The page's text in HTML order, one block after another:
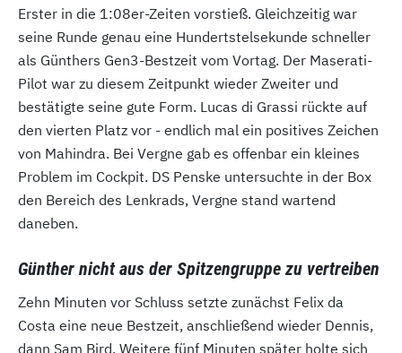
Erster in die 1:08er-Zeiten vorstieß. Gleichzeitig war
seine Runde genau eine Hundertstelsekunde schneller
als Günthers Gen3-Bestzeit vom Vortag. Der Maserati-
Pilot war zu diesem Zeitpunkt wieder Zweiter und
bestätigte seine gute Form. Lucas di Grassi rückte auf
den vierten Platz vor - endlich mal ein positives Zeichen
von Mahindra. Bei Vergne gab es offenbar ein kleines
Problem im Cockpit. DS Penske untersuchte in der Box
den Bereich des Lenkrads, Vergne stand wartend
daneben.
Günther nicht aus der Spitzengruppe zu vertreiben
Zehn Minuten vor Schluss setzte zunächst Felix da
Costa eine neue Bestzeit, anschließend wieder Dennis,
dann Sam Bird. Weitere fünf Minuten später holte sich